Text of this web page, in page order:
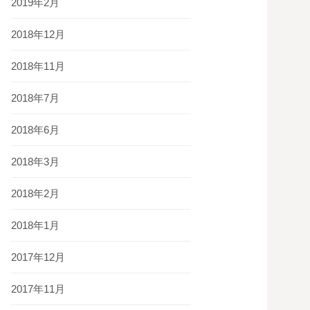
2019年2月
2018年12月
2018年11月
2018年7月
2018年6月
2018年3月
2018年2月
2018年1月
2017年12月
2017年11月